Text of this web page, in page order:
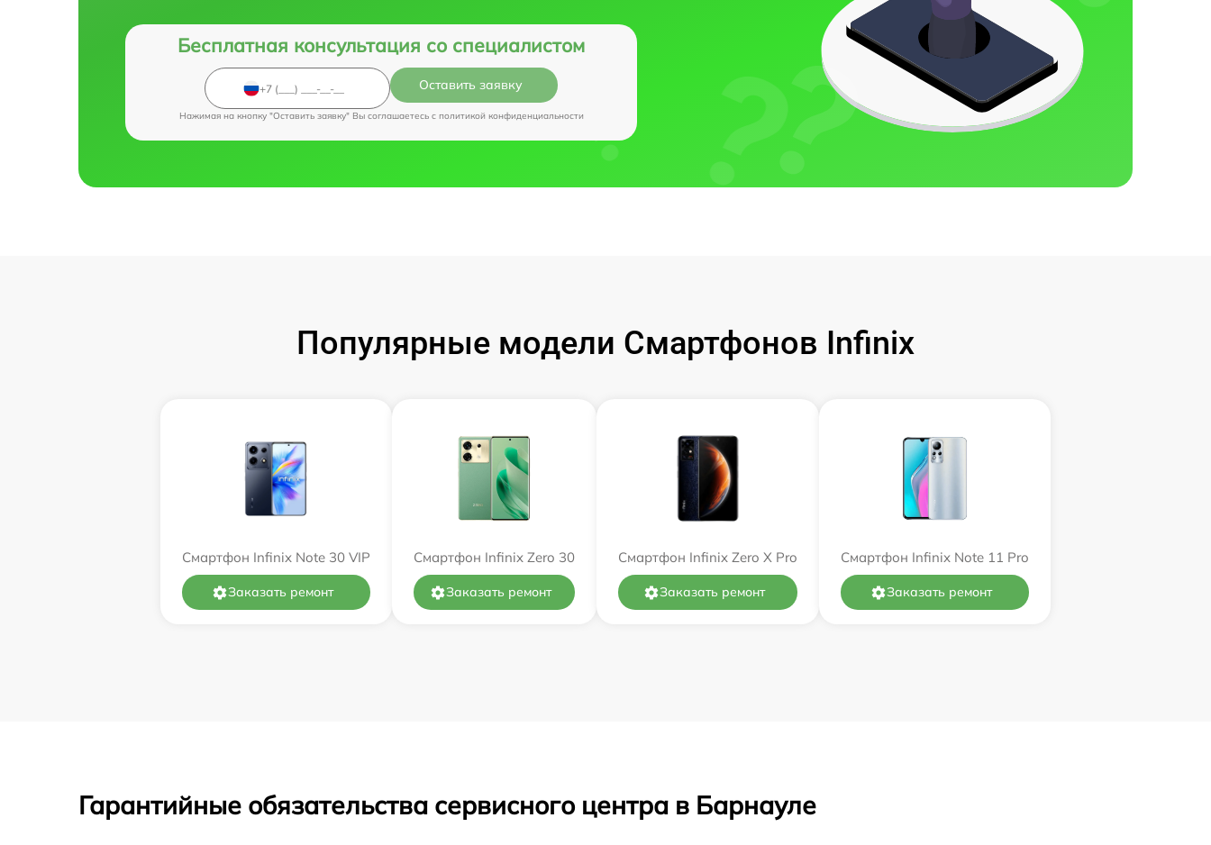
Бесплатная консультация со специалистом
Оставить заявку
Нажимая на кнопку "Оставить заявку" Вы соглашаетесь c политикой конфиденциальности
Популярные модели Смартфонов Infinix
Смартфон Infinix Note 30 VIP
Заказать ремонт
Смартфон Infinix Zero 30
Заказать ремонт
Смартфон Infinix Zero X Pro
Заказать ремонт
Смартфон Infinix Note 11 Pro
Заказать ремонт
Гарантийные обязательства сервисного центра в Барнауле